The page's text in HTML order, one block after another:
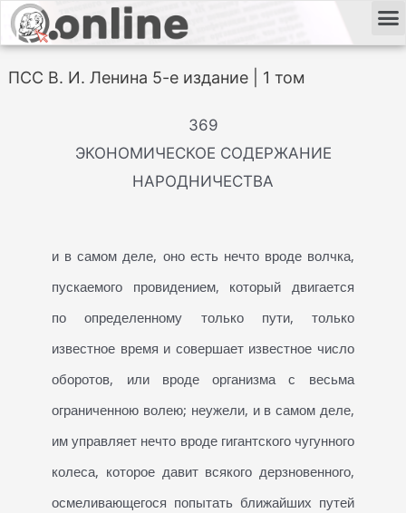
ПСС В. И. Ленина 5-е издание | 1 том
369
ЭКОНОМИЧЕСКОЕ СОДЕРЖАНИЕ
НАРОДНИЧЕСТВА
и в самом деле, оно есть нечто вроде волчка,
пускаемого провидением, который двигается
по определенному только пути, только
известное время и совершает известное число
оборотов, или вроде организма с весьма
ограниченною волею; неужели, и в самом деле,
им управляет нечто вроде гигантского чугунного
колеса, которое давит всякого дерзновенного,
осмеливающегося попытать ближайших путей